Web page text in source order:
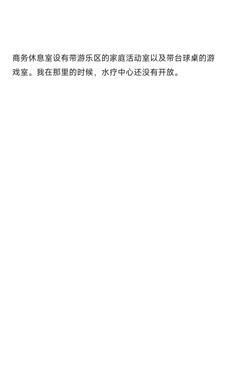
商务休息室设有带游乐区的家庭活动室以及带台球桌的游
戏室。我在那里的时候，水疗中心还没有开放。